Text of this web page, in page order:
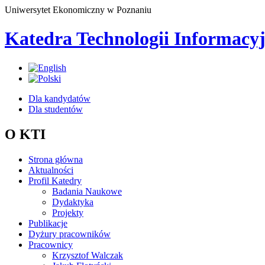
Uniwersytet Ekonomiczny w Poznaniu
Katedra Technologii
Dla kandydatów
Dla studentów
O KTI
Strona główna
Aktualności
Profil Katedry
Badania Naukowe
Dydaktyka
Projekty
Publikacje
Dyżury pracowników
Pracownicy
Krzysztof Walczak